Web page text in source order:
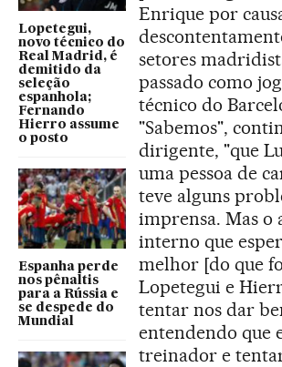
Lopetegui,
novo técnico do
Real Madrid, é
demitido da
seleção
espanhola;
Fernando
Hierro assume
o posto
Espanha perde
nos pênaltis
para a Rússia e
se despede do
Mundial
Enrique por
setores
passado como
técnico do
"Sabemos",
dirigente, "que
uma pessoa de
teve alguns
imprensa. Mas o
interno que
melhor [do que
Lopetegui e
tentar nos dar
entendendo que
treinador e